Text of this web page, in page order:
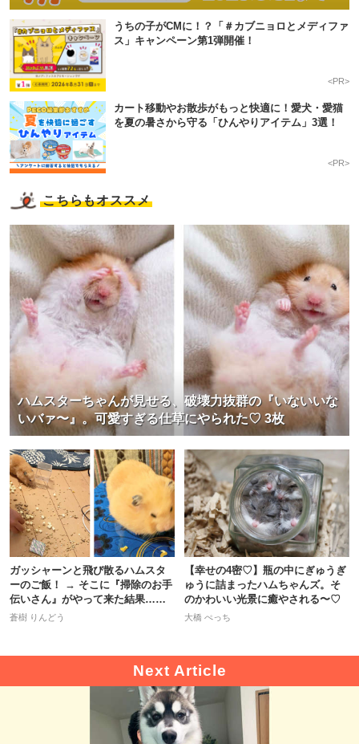
うちの子がCMに！？「＃カブニョロとメディファ
ス」キャンペーン第1弾開催！
<PR>
カート移動やお散歩がもっと快適に！愛犬・愛猫
を夏の暑さから守る「ひんやりアイテム」3選！
<PR>
こちらもオススメ
ハムスターちゃんが見せる、破壊力抜群の『いないいな
いバァ〜』。可愛すぎる仕草にやられた♡ 3枚
ガッシャーンと飛び散るハムスタ
ーのご飯！ → そこに『掃除のお手
伝いさん』がやって来た結果…
（笑）
蒼樹 りんどう
【幸せの4密♡】瓶の中にぎゅうぎ
ゅうに詰まったハムちゃんズ。そ
のかわいい光景に癒やされる〜♡
大橋 ぺっち